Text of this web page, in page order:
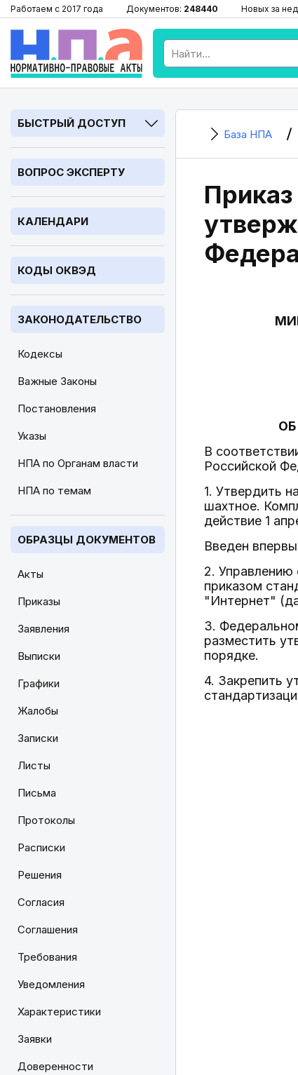
Работаем с 2017 года Документов: 248440 Новых за
БЫСТРЫЙ ДОСТУП
ВОПРОС ЭКСПЕРТУ
КАЛЕНДАРИ
КОДЫ ОКВЭД
ЗАКОНОДАТЕЛЬСТВО
Кодексы
Важные Законы
Постановления
Указы
НПА по Органам власти
НПА по темам
ОБРАЗЦЫ ДОКУМЕНТОВ
Акты
Приказы
Заявления
Выписки
Графики
Жалобы
Записки
Листы
Письма
Протоколы
Расписки
Решения
Согласия
Соглашения
Требования
Уведомления
Характеристики
Заявки
Доверенности
База НПА
В
Российской
1. Утвердить
шахтное.
действие 1
Введен
2.
приказом
"Интернет"
3.
разместить
порядке.
4. Закрепить